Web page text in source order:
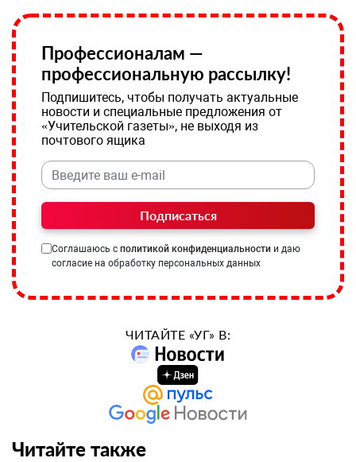
Профессионалам —
профессиональную рассылку!
Подпишитесь, чтобы получать актуальные
новости и специальные предложения от
«Учительской газеты», не выходя из
почтового ящика
Подписаться
Соглашаюсь с политикой конфиденциальности и даю
согласие на обработку персональных данных
ЧИТАЙТЕ «УГ» В:
Читайте также